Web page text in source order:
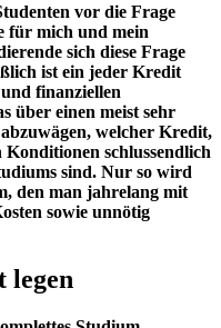
vor die Frage
für mich und mein
sich diese Frage
ist ein jeder Kredit
finanziellen
über einen meist sehr
welcher Kredit,
schlussendlich
sind. Nur so wird
den man jahrelang mit
sowie unnötig
legen